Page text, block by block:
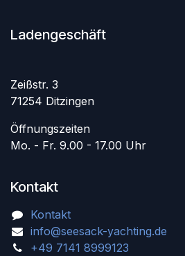
Ladengeschäft
Zeißstr. 3
71254 Ditzingen
Öffnungszeiten
Mo. - Fr. 9.00 - 17.00 Uhr
Kontakt
Kontakt
info@seesack-yachting.de
+49 7141 8999123